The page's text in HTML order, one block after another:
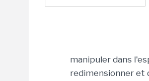
manipuler dans
redimensionner et